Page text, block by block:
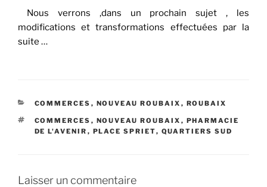
Nous verrons ,dans un prochain sujet , les
modifications et transformations effectuées par la
suite …
CATÉGORIES
COMMERCES , NOUVEAU ROUBAIX , ROUBAIX
ÉTIQUETTES
COMMERCES , NOUVEAU ROUBAIX , PHARMACIE
DE L'AVENIR , PLACE SPRIET, QUARTIERS SUD
Laisser un commentaire